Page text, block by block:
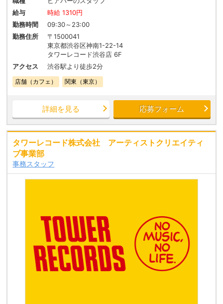
給与
時給 1310円
勤務時間
09:30～23:00
勤務住所
〒1500041
東京都渋谷区神南1-22-14
タワーレコード渋谷店 6F
アクセス
渋谷駅より徒歩2分
店舗（カフェ） 関東（東京）
詳細を見る 応募フォーム
タワーレコード株式会社 アーティストクリエイティ
ブ事業部
事務スタッフ